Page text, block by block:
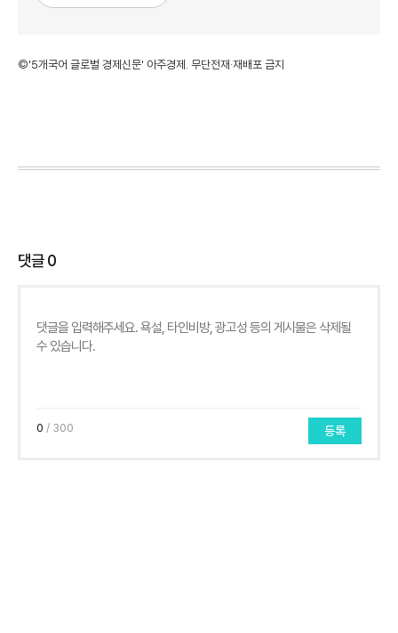
©'5개국어 글로벌 경제신문' 아주경제. 무단전재·재배포 금지
댓글0
0 / 300 등록